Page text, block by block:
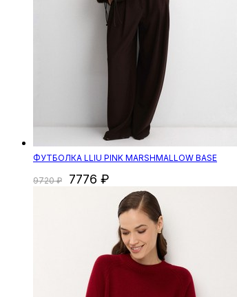
ФУТБОЛКА LLIU PINK MARSHMALLOW BASE
9720 7776